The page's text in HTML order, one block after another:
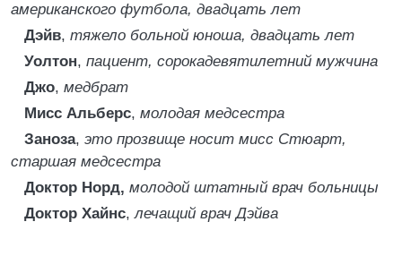
американского футбола, двадцать лет
Дэйв, тяжело больной юноша, двадцать лет
Уолтон, пациент, сорокадевятилетний мужчина
Джо, медбрат
Мисс Альберс, молодая медсестра
Заноза, это прозвище носит мисс Стюарт,
старшая медсестра
Доктор Норд, молодой штатный врач больницы
Доктор Хайнс,лечащий врач Дэйва